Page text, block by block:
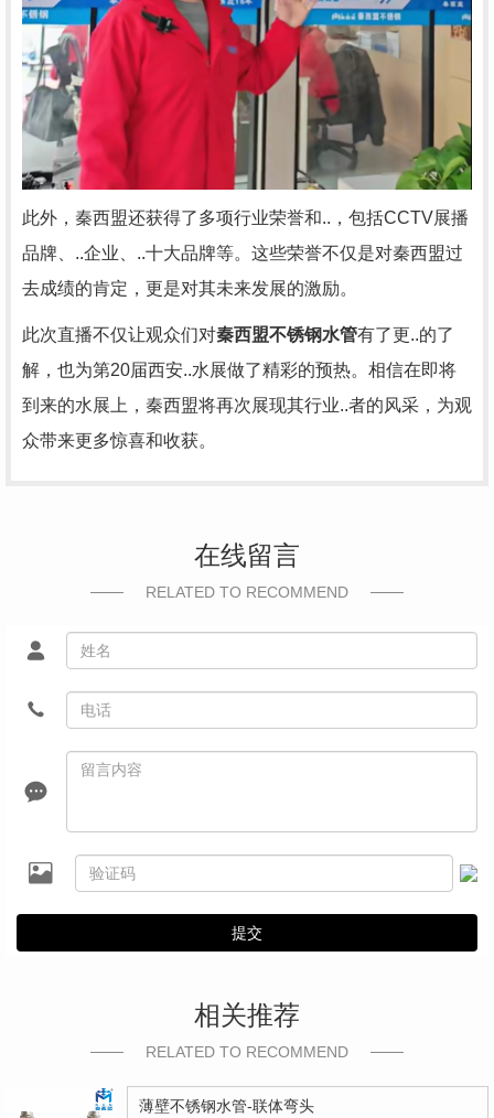
此外，秦西盟还获得了多项行业荣誉和..，包括CCTV展播
品牌、..企业、..十大品牌等。这些荣誉不仅是对秦西盟过
去成绩的肯定，更是对其未来发展的激励。
此次直播不仅让观众们对秦西盟不锈钢水管有了更..的了
解，也为第20届西安..水展做了精彩的预热。相信在即将
到来的水展上，秦西盟将再次展现其行业..者的风采，为观
众带来更多惊喜和收获。
在线留言
RELATED TO RECOMMEND
提交
相关推荐
RELATED TO RECOMMEND
薄壁不锈钢水管-联体弯头